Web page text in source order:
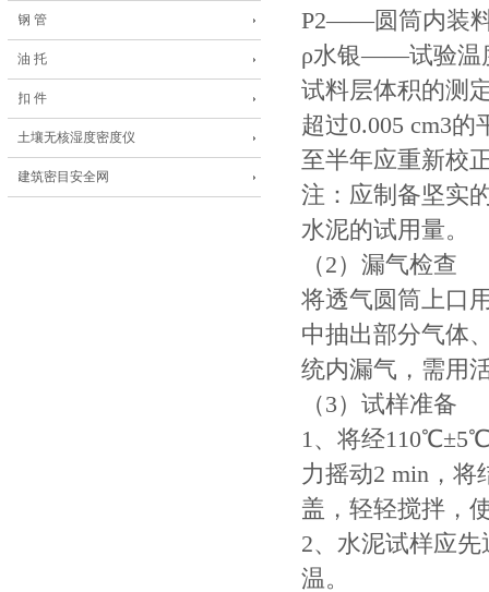
钢 管
油 托
扣 件
土壤无核湿度密度仪
建筑密目安全网
P2——圆筒内装
ρ水银——试验温
试料层体积的测
超过0.005 cm3
至半年应重新校
注：应制备坚实
水泥的试用量。
（2）漏气检查
将透气圆筒上口
中抽出部分气体
统内漏气，需用
（3）试样准备
1、将经
力摇动2 min，将
盖，轻轻搅拌，
2、水泥试样应
温。